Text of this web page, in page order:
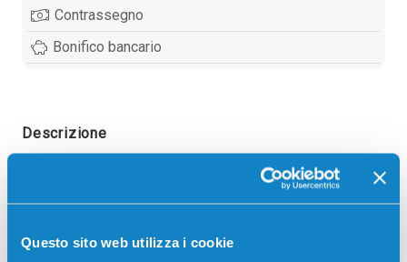
Questo sito web utilizza i cookie
Contrassegno
Bonifico bancario
Descrizione
Developer originale Ricoh B1803050 MAGENTA
60000 pagine per Stampanti: Ricoh AFICIO 3228,